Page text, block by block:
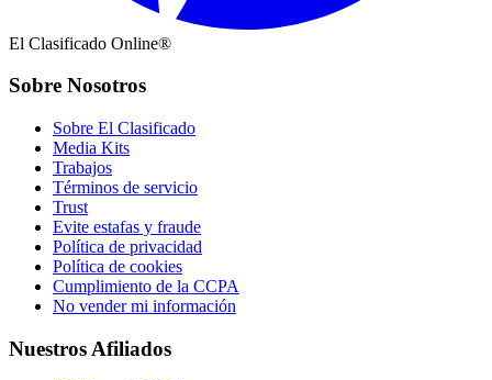
El Clasificado Online®
Sobre Nosotros
Sobre El Clasificado
Media Kits
Trabajos
Términos de servicio
Trust
Evite estafas y fraude
Política de privacidad
Política de cookies
Cumplimiento de la CCPA
No vender mi información
Nuestros Afiliados